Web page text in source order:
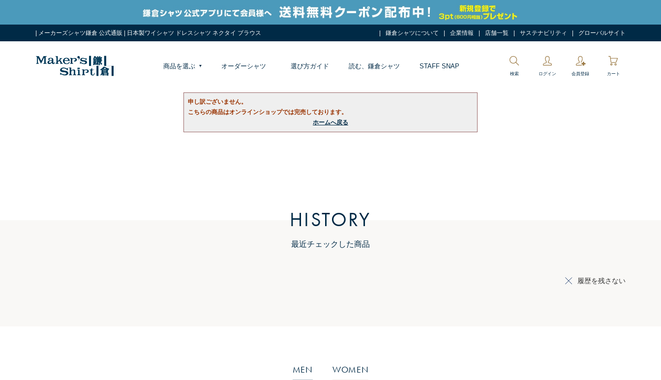
| メーカーズシャツ鎌倉 公式通販 | 日本製ワイシャツ ドレスシャツ ネクタイ ブラウス 鎌倉シャツについて 企業情報 店舗一覧 サステナビリティ グローバルサイト
商品を選ぶ オーダーシャツ 選び方ガイド 読む、鎌倉シャツ STAFF SNAP
検索 ログイン 会員登録 カート
申し訳ございません。
こちらの商品はオンラインショップでは完売しております。
ホームへ戻る
HISTORY
最近チェックした商品
履歴を残さない
MEN WOMEN